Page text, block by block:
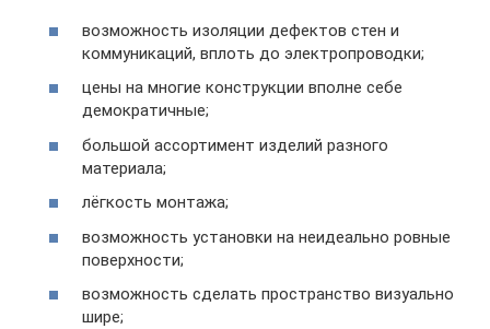
возможность изоляции дефектов стен и
коммуникаций, вплоть до электропроводки;
цены на многие конструкции вполне себе
демократичные;
большой ассортимент изделий разного
материала;
лёгкость монтажа;
возможность установки на неидеально ровные
поверхности;
возможность сделать пространство визуально
шире;